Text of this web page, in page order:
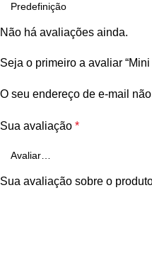
Não há avaliações ainda.
Seja o primeiro a avaliar
O seu endereço de e-mail
Sua avaliação *
Sua avaliação sobre o